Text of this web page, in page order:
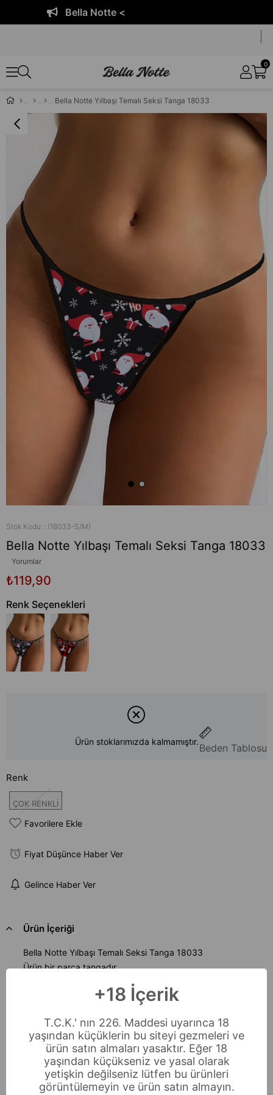
Bella Notte <
0
Bella Notte Yılbaşı Temalı Seksi Tanga 18033
Stok Kodu (18033-S/M)
Bella Notte Yılbaşı Temalı Seksi Tanga 18033
Yorumlar
₺119,90
Renk Seçenekleri
Tükendi Tükendi
Beden Tablosu
Ürün stoklarımızda kalmamıştır.
Renk
ÇOK RENKLİ
Favorilere Ekle
Fiyat Düşünce Haber Ver
Gelince Haber Ver
Ürün İçeriği
Bella Notte Yılbaşı Temalı Seksi Tanga 18033
Ürün bir parça tangadır.
Hijyenik nedenlerden dolayı denenmiş ürün iade ve
değişim yapılamamaktadır.
Ödeme Seçenekleri
Sıkça Sorulan Sorular
İade & Değişim
+18 İçerik
T.C.K.' nın 226. Maddesi uyarınca 18
yaşından küçüklerin bu siteyi gezmeleri ve
ürün satın almaları yasaktır. Eğer 18
yaşından küçükseniz ve yasal olarak
yetişkin değilseniz lütfen bu ürünleri
görüntülemeyin ve ürün satın almayın.